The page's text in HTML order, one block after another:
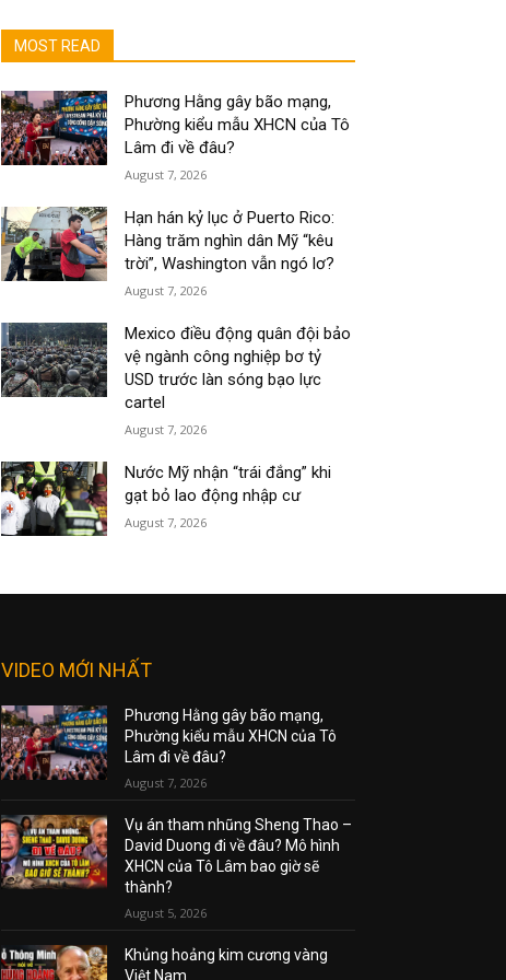
MOST READ
Phương Hằng gây bão mạng,
Phường kiểu mẫu XHCN của Tô
Lâm đi về đâu?
August 7, 2026
Hạn hán kỷ lục ở Puerto Rico:
Hàng trăm nghìn dân Mỹ “kêu
trời”, Washington vẫn ngó lơ?
August 7, 2026
Mexico điều động quân đội bảo
vệ ngành công nghiệp bơ tỷ
USD trước làn sóng bạo lực
cartel
August 7, 2026
Nước Mỹ nhận “trái đắng” khi
gạt bỏ lao động nhập cư
August 7, 2026
VIDEO MỚI NHẤT
Phương Hằng gây bão mạng,
Phường kiểu mẫu XHCN của Tô
Lâm đi về đâu?
August 7, 2026
Vụ án tham nhũng Sheng Thao –
David Duong đi về đâu? Mô hình
XHCN của Tô Lâm bao giờ sẽ
thành?
August 5, 2026
Khủng hoảng kim cương vàng
Việt Nam